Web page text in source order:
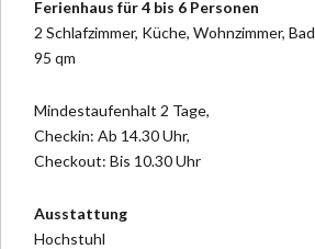
Ferienhaus für 4 bis 6 Personen
2 Schlafzimmer, Küche, Wohnzimmer, Bad
95 qm
Mindestaufenhalt 2 Tage,
Checkin: Ab 14.30 Uhr,
Checkout: Bis 10.30 Uhr
Ausstattung
Hochstuhl